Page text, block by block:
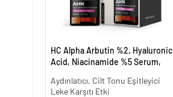
HC Alpha Arbutin %2, Hyaluronic
Acid, Niacinamide %5 Serum,
Aydınlatıcı, Cilt Tonu Eşitleyici
Leke Karşıtı Etki